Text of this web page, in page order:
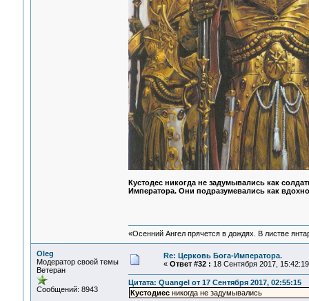
Кустодес никогда не задумывались как
Императора. Они подразумевались как
«Осенний Ангел прячется в дождях. В листве
Oleg
Модератор своей темы
Ветеран
Сообщений: 8943
Re: Церковь Бога-Императора.
« Ответ #32 : 18 Сентября 2017,
Цитата: Quangel от 17 Сентября 2017, 02:55:15
Кустодиесникогда не задумывались